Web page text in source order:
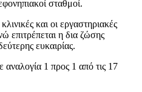
σταθμοί.
και οι εργαστηριακές
επιτρέπεται η δια ζώσης
ευκαιρίας.
αναλογία 1 προς 1 από τις 17